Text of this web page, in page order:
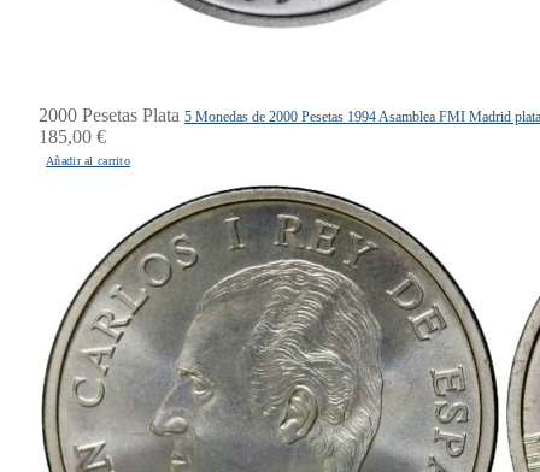
2000 Pesetas Plata 5 Monedas de 2000 Pesetas 1994 Asamblea FMI Madrid
185,00 €
Añadir al carrito